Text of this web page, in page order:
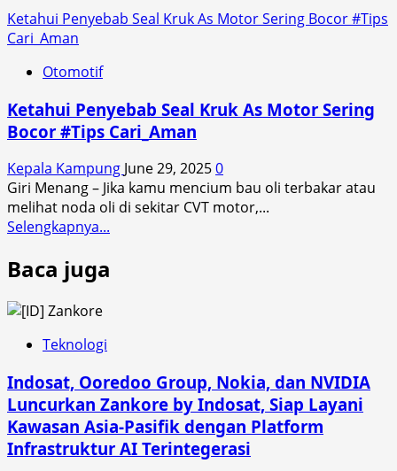
Ketahui Penyebab Seal Kruk As Motor Sering Bocor #Tips
Cari_Aman
Otomotif
Ketahui Penyebab Seal Kruk As Motor Sering
Bocor #Tips Cari_Aman
Kepala Kampung June 29, 20250
Giri Menang – Jika kamu mencium bau oli terbakar atau
melihat noda oli di sekitar CVT motor,...
Selengkapnya...
Motor
Sering
Bocor
#Tips
Cari_Aman
Baca juga
Teknologi
Indosat, Ooredoo Group, Nokia, dan NVIDIA
Luncurkan Zankore by Indosat, Siap Layani
Kawasan Asia-Pasifik dengan Platform
Infrastruktur AI Terintegerasi